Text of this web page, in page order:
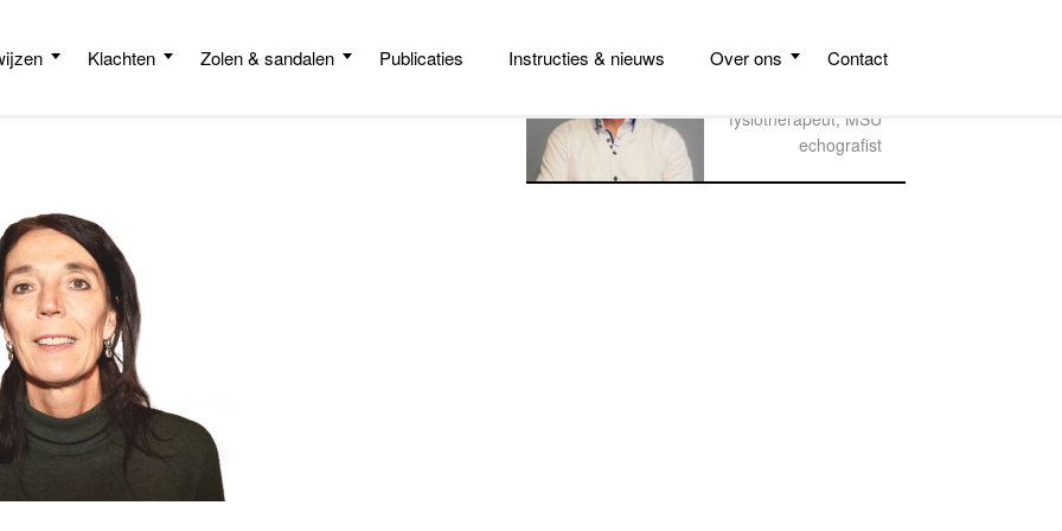
Klachten Zolen & sandalen Publicaties Instructies & nieuws Over ons Contact
podoposturaal
fysiotherapeut, MSU
echografist